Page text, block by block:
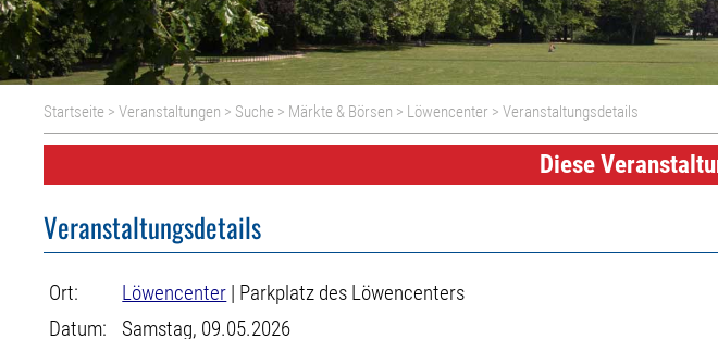
Startseite >Veranstaltungen > Suche > Märkte & Börsen > Löwencenter > Veranstaltungsdetails
Diese
Veranstaltungsdetails
Ort: Löwencenter | Parkplatz des Löwencenters
Datum:
Samstag, 09.05.2026